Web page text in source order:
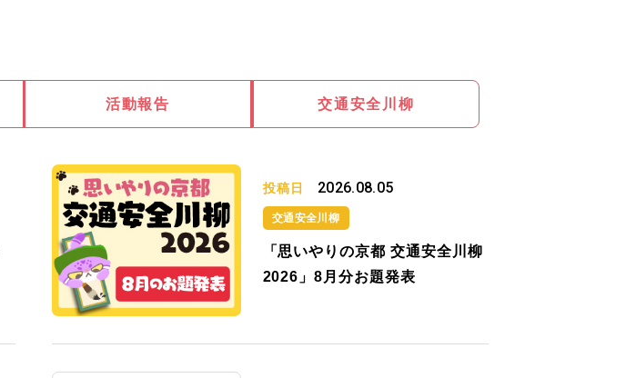
活動報告 交通安全川柳
投稿日 2026.08.05
交通安全川柳
「思いやりの京都 交通安全川柳
2026」8月分お題発表